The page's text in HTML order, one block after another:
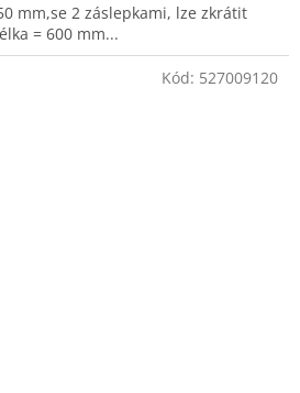
mm,se 2 záslepkami, lze zkrátit
= 600 mm...
Kód: 527009120